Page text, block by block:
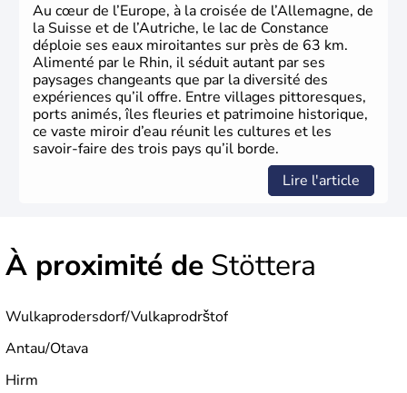
Au cœur de l’Europe, à la croisée de l’Allemagne, de
la Suisse et de l’Autriche, le lac de Constance
déploie ses eaux miroitantes sur près de 63 km.
Alimenté par le Rhin, il séduit autant par ses
paysages changeants que par la diversité des
expériences qu’il offre. Entre villages pittoresques,
ports animés, îles fleuries et patrimoine historique,
ce vaste miroir d’eau réunit les cultures et les
savoir-faire des trois pays qu’il borde.
Lire l'article
À proximité de Stöttera
Wulkaprodersdorf/Vulkaprodrštof
Antau/Otava
Hirm